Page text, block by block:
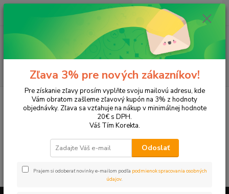
Hľadať
ks
za 0,00 EUR
Tonery a náplne do tlačiarní Sharp M150
V tejto kategórii nebol nájdený žiadny tovar.
Zľava 3% pre nových zákazníkov!
Pre získanie zľavy prosím vyplňte svoju mailovú adresu, kde
Vám obratom zašleme zľavový kupón na 3% z hodnoty
objednávky. Zľava sa vzťahuje na nákup v minimálnej hodnote
20€ s DPH.
Váš Tím Korekta.
Odoslať
Prajem si odoberať novinky e-mailom podľa podmienok spracovania osobných
údajov.